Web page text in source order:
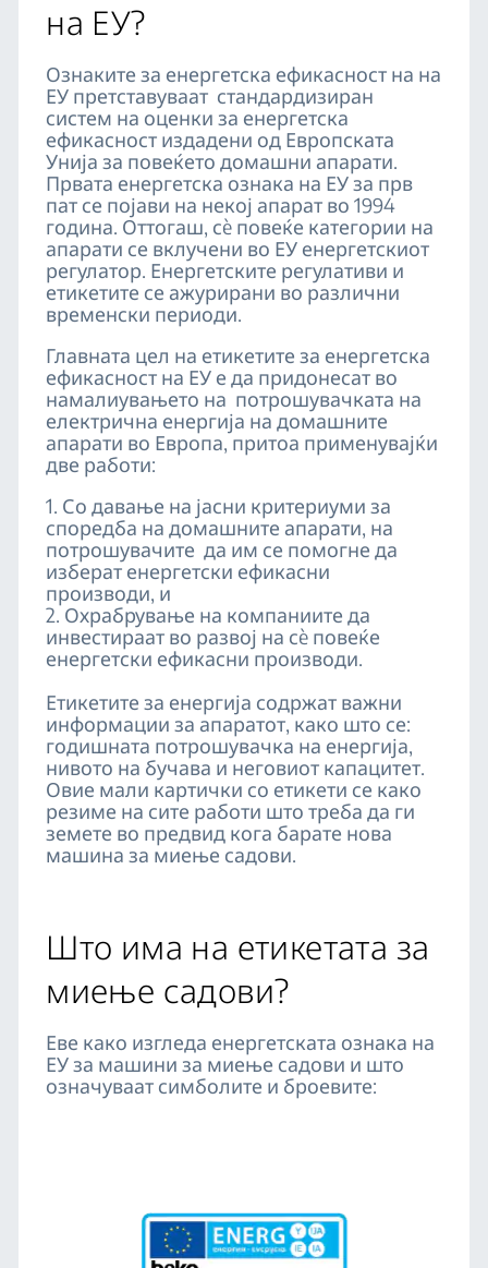
на ЕУ?
Ознаките за енергетска ефикасност на на
ЕУ претставуваат стандардизиран
систем на оценки за енергетска
ефикасност издадени од Европската
Унија за повеќето домашни апарати.
Првата енергетска ознака на ЕУ за прв
пат се појави на некој апарат во 1994
година. Оттогаш, сè повеќе категории на
апарати се вклучени во ЕУ енергетскиот
регулатор. Енергетските регулативи и
етикетите се ажурирани во различни
временски периоди.
Главната цел на етикетите за енергетска
ефикасност на ЕУ е да придонесат во
намалиувањето на потрошувачката на
електрична енергија на домашните
апарати во Европа, притоа применувајќи
две работи:
1. Со давање на јасни критериуми за
споредба на домашните апарати, на
потрошувачите да им се помогне да
изберат енергетски ефикасни
производи, и
2. Охрабрување на компаниите да
инвестираат во развој на сè повеќе
енергетски ефикасни производи.
Етикетите за енергија содржат важни
информации за апаратот, како што се:
годишната потрошувачка на енергија,
нивото на бучава и неговиот капацитет.
Овие мали картички со етикети се како
резиме на сите работи што треба да ги
земете во предвид кога барате нова
машина за миење садови.
Што има на етикетата за
миење садови?
Еве како изгледа енергетската ознака на
ЕУ за машини за миење садови и што
означуваат симболите и броевите: